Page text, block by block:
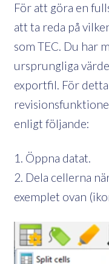
För att göra en
att ta reda på
som TEC. Du har
ursprungliga
exportfil. För
enligt följande:
1. Öppna datat.
2. Dela cellerna
exemplet ovan